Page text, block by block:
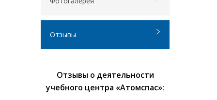
Отзывы
Отзывы о деятельности
учебного центра «Атомспас»: